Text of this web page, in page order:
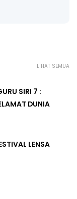
LIHAT SEMUA
SIRI 7 :
DUNIA
LENSA